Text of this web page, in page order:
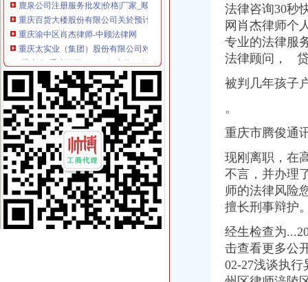
重庆百货大楼股份有限公司关於预计2015年日常关联交易公告
重庆渝中区肖杰律师-中顾法律网
重庆太实业（集团）股份有限公司对外投资暨关联交易公告_财经_
[股东会]重庆百货：2010年度第三次临时股东大会会议资料-[中财网]
成都西南交大工程建设咨询监理有限责任公司重庆分公司-主页
【东莞货运代理|东莞货运代理公司】-广州58同城
2016年版重庆市渝中区招商引资项目策划咨询报告-中商产业研究院-中
美亚集团-美亚国际机票代理,国际机票预订,美亚价机票预订,国
招商银行--重庆百货（）2013年度日常关联交易预计公告
包头到渝中区物流货运北京到渝中区物流搬家-产品展示-
【重庆商社力】现代,郑州日产经销商_销售电话：
人民法院公告_搜狐其它_搜狐网
重庆百货（）_公司公告_重庆百货大楼股份有限公司关于预计
杜邦制冷_德国谷轮_德国比泽尔-重庆市渝中区长江制冷设备经营部-
网上签订合同,被骗预付款我公司在2016年04月和一个代理公司签订
重庆环保产品标志认证|重庆有机认证|重庆普道企业管理咨询有限公司
【渝中机用锯条价格】渝中机用锯条报价/渝中机用锯条哪里买/哪里卖
重庆百货（）_公司公告_重庆百货大楼股份有限公司2013年度
重庆蓝鼎影视媒有限公司,主营：影视制作的策划；承办经批准的文
法律咨询30秒
网肖杰律师个
专业的法律服
法律顾问，
被判几年孩子
。
重庆市腾俊通
现刚离职，在
不言，并办理
师的法律风险
擅长刑事辩护
经生检查为
击查看更多公
02-27浅谈执